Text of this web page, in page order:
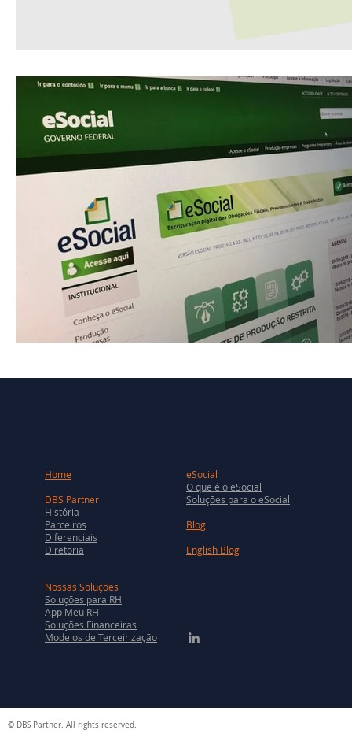
Home
DBS Partner
História
Parceiros
Diferenciais
Diretoria
eSocial
O que é o eSocial
Soluções para o eSocial
Blog
English Blog
Nossas Soluções
Soluções para RH
App Meu RH
Soluções Financeiras
Modelos de Terceirização
© DBS Partner. All rights reserved.